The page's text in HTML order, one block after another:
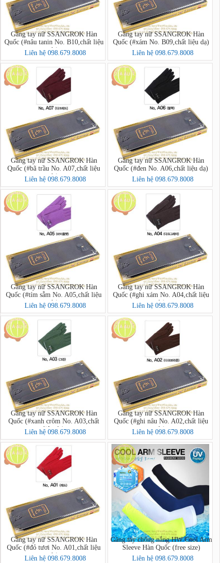
Găng tay nữ SSANGROK Hàn
Quốc (#nâu tanin No. B10,chất liệu
dạ)
Liên hệ 098.679.8008
Găng tay nữ SSANGROK Hàn
Quốc (#xám No. B09,chất liệu dạ)
Liên hệ 098.679.8008
Găng tay nữ SSANGROK Hàn
Quốc (#bã trầu No. A07,chất liệu
dạ)
Liên hệ 098.679.8008
Găng tay nữ SSANGROK Hàn
Quốc (#đen No. A06,chất liệu dạ)
Liên hệ 098.679.8008
Găng tay nữ SSANGROK Hàn
Quốc (#tím sẫm No. A05,chất liệu
dạ)
Liên hệ 098.679.8008
Găng tay nữ SSANGROK Hàn
Quốc (#ghi xám No. A04,chất liệu
dạ)
Liên hệ 098.679.8008
Găng tay nữ SSANGROK Hàn
Quốc (#xanh crôm No. A03,chất
liệu dạ)
Liên hệ 098.679.8008
Găng tay nữ SSANGROK Hàn
Quốc (#ghi nâu No. A02,chất liệu
dạ)
Liên hệ 098.679.8008
Găng tay nữ SSANGROK Hàn
Quốc (#đỏ tươi No. A01,chất liệu
dạ)
Liên hệ 098.679.8008
Găng tay chống nắng HW Cool Arm
Sleeve Hàn Quốc (free size)
Liên hệ 098.679.8008